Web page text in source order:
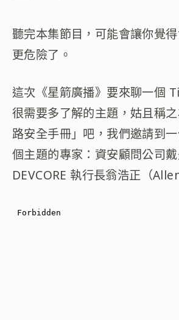
聽完本集節目，可能會讓你覺
更危險了。
這次《星箭廣播》要來聊一個
很需要多了解的主題，姑且稱
路安全手冊」吧，我們邀請到
個主題的專家：資安顧問公司
DEVCORE 執行長翁浩正（